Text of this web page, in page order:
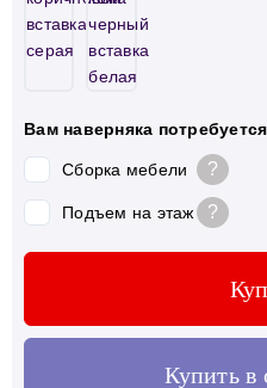
Вам наверняка потребуется
Сборка мебели ?
Подъем на этаж ?
Купить в